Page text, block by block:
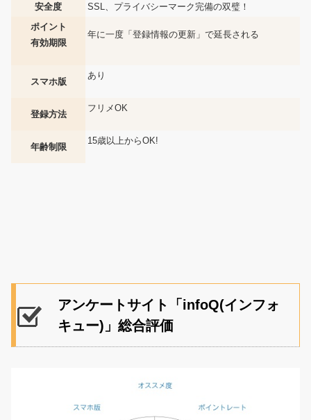
安全度
SSL、プライバシーマーク完備の双璧！
ポイント
有効期限
年に一度「登録情報の更新」で延長される
スマホ版
あり
登録方法
フリメOK
年齢制限
15歳以上からOK!
アンケートサイト「infoQ(インフォ
キュー)」総合評価